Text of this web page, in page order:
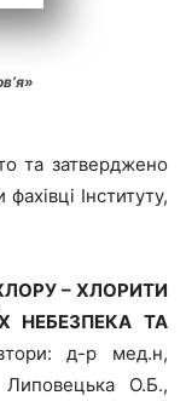
та затверджено
Інституту,
– ХЛОРИТИ
НЕБЕЗПЕКА ТА
д-р мед.н,
О.Б.,